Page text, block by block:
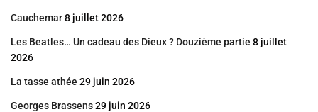
Cauchemar8 juillet 2026
Les Beatles… Un cadeau des Dieux ? Douzième partie 8 juillet
2026
La tasse athée 29 juin 2026
Georges Brassens29 juin 2026